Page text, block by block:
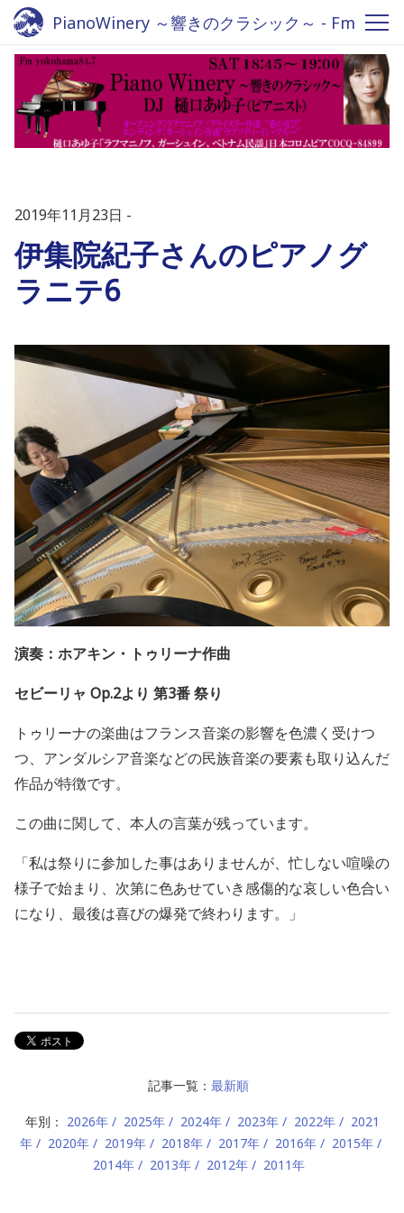
PianoWinery ～響きのクラシック～ - Fm
yokohama 84.7
2019年11月23日
伊集院紀子さんのピアノグ
ラニテ6
演奏：ホアキン・トゥリーナ作曲
セビーリャ Op.2より 第3番 祭り
トゥリーナの楽曲はフランス音楽の影響を色濃く受けつ
つ、アンダルシア音楽などの民族音楽の要素も取り込んだ
作品が特徴です。
この曲に関して、本人の言葉が残っています。
「私は祭りに参加した事はありませんが、忙しない喧噪の
様子で始まり、次第に色あせていき感傷的な哀しい色合い
になり、最後は喜びの爆発で終わります。」
記事一覧： 最新順
年別： 2026年 2025年 2024年 2023年 2022年
2021
年
2020年 2019年 2018年 2017年 2016年
2015年
2014年
2013年 2012年 2011年